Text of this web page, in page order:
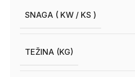
SNAGA ( KW / KS )
TEŽINA (KG)